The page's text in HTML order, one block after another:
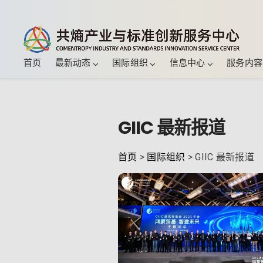
首页 最新动态 国际组织 信息中心 服务内容
GIIC 最新报道
首页 > 国际组织 > GIIC 最新报道